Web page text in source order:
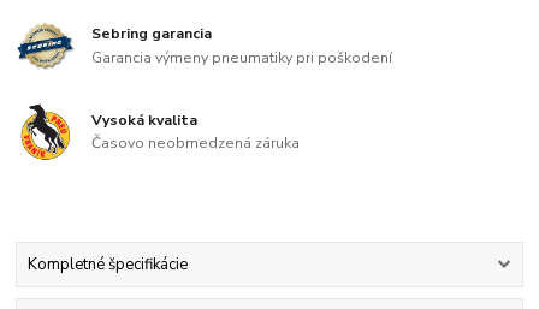
Sebring garancia
Garancia výmeny pneumatiky pri poškodení
Vysoká kvalita
Časovo neobmedzená záruka
Kompletné špecifikácie